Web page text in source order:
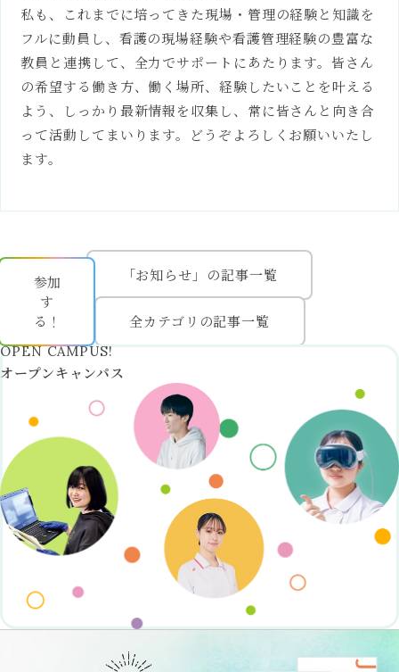
卒業生の方
在学生・保護者の方
高校関係者の方
ポータルサイト
FOLLOW
心理学部/
看護学部
総合環境学部
アクセス
お問い合わせ
自己点検評価
採用情報
デジタルパ
私も、これまでに培ってきた現場・管理の経験と知識を
フルに動員し、看護の現場経験や看護管理経験の豊富な
教員と連携して、全力でサポートにあたります。皆さん
の希望する働き方、働く場所、経験したいことを叶える
よう、しっかり最新情報を収集し、常に皆さんと向き合
って活動してまいります。どうぞよろしくお願いいたし
ます。
「お知らせ」の記事一覧
全カテゴリの記事一覧
オープンキャンパス
参加
す
る！